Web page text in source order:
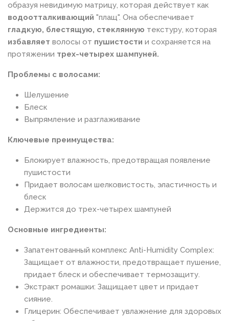
образуя невидимую матрицу, которая действует как
водоотталкивающий "плащ". Она обеспечивает
гладкую, блестящую, стеклянную текстуру, которая
избавляет волосы от пушистости и сохраняется на
протяжении трех-четырех шампуней.
Проблемы с волосами:
Шелушение
Блеск
Выпрямление и разглаживание
Ключевые преимущества:
Блокирует влажность, предотвращая появление
пушистости
Придает волосам шелковистость, эластичность и
блеск
Держится до трех-четырех шампуней
Основные ингредиенты:
Запатентованный комплекс Anti-Humidity Complex:
Защищает от влажности, предотвращает пушение,
придает блеск и обеспечивает термозащиту.
Экстракт ромашки: Защищает цвет и придает
сияние.
Глицерин: Обеспечивает увлажнение для здоровых